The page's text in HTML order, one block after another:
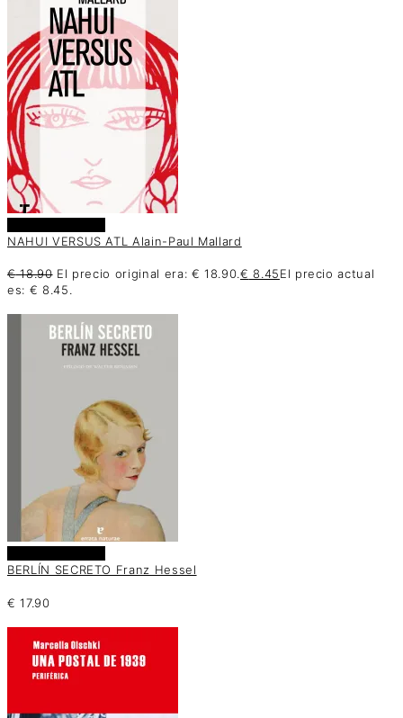
NAHUI VERSUS ATL Alain-Paul Mallard
€18.90 El precio original era: € 18.90.€ 8.45El precio actual
es: € 8.45.
BERLÍN SECRETO Franz Hessel
€ 17.90